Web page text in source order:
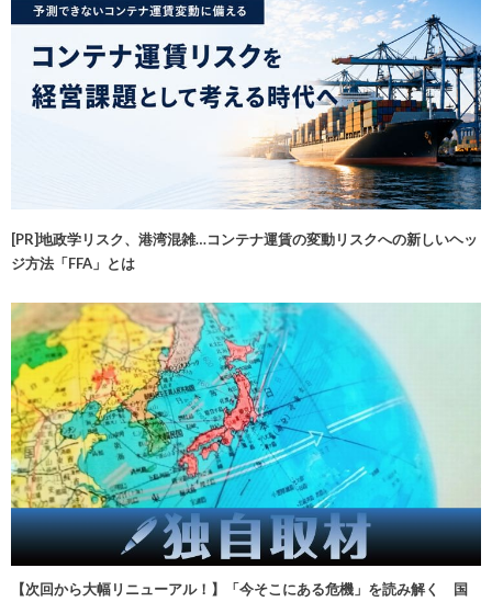
[PR]地政学リスク、港湾混雑…コンテナ運賃の変動リスクへの新しいヘッ
ジ方法「FFA」とは
【次回から大幅リニューアル！】「今そこにある危機」を読み解く 国